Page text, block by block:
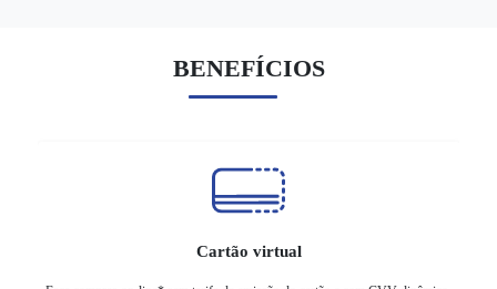
BENEFÍCIOS
Cartão virtual